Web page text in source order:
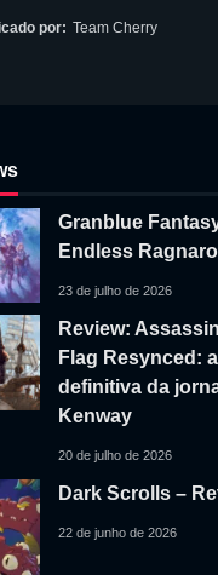
por: Team Cherry
Granblue
Endless
23 de julho de 2026
Review:
Flag Resynced:
definitiva da
Kenway
20 de julho de 2026
Dark Scrolls –
22 de junho de 2026